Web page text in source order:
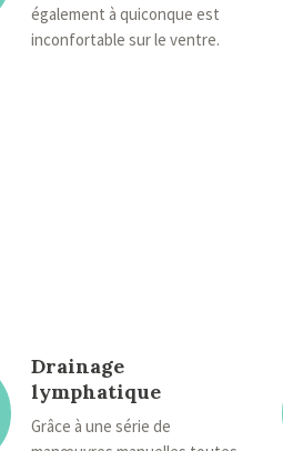
également à quiconque est
inconfortable sur le ventre.
Drainage
lymphatique
Grâce à une série de